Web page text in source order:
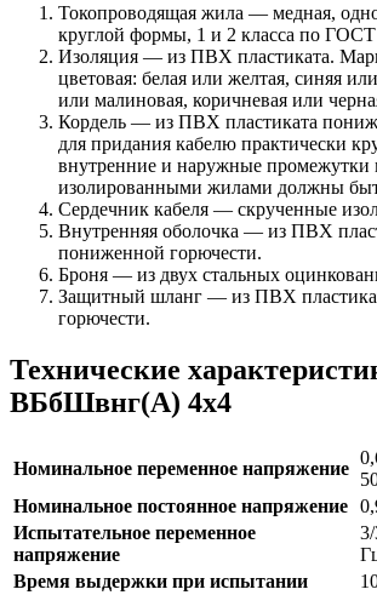
Токопроводящая жила — медная,
круглой формы, 1 и 2 класса по ГОСТ
Изоляция — из ПВХ пластиката.
цветовая: белая или желтая, синяя
или малиновая, коричневая или
Кордель — из ПВХ пластиката
для придания кабелю практически
внутренние и наружные промежутки
изолированными жилами должны
Сердечник кабеля — скрученные
Внутренняя оболочка — из ПВХ
пониженной горючести.
Броня — из двух стальных
Защитный шланг — из ПВХ
горючести.
Технические
ВБбШвнг(А) 4х4
Номинальное переменное напряжение
Номинальное постоянное напряжение
Испытательное переменное
напряжение
Время выдержки при испытании